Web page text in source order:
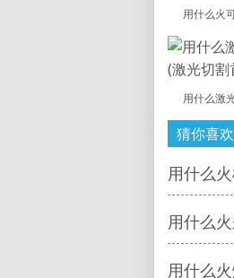
用什么火
用什么激
猜你喜欢
用什么
用什么
用什么